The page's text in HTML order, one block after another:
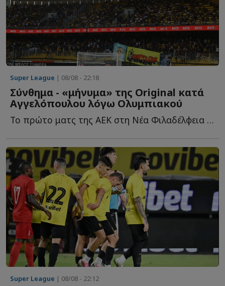
Super League | 08/08 - 22:18
Σύνθημα - «μήνυμα» της Original κατά
Αγγελόπουλου λόγω Ολυμπιακού
Το πρώτο ματς της ΑΕΚ στη Νέα Φιλαδέλφεια για τη νέα σ...
Super League | 08/08 - 22:12